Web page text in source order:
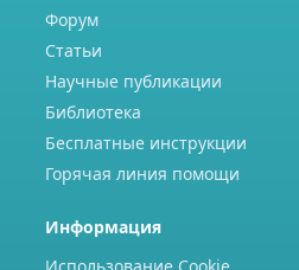
Форум
Статьи
Научные публикации
Библиотека
Бесплатные инструкции
Горячая линия помощи
Информация